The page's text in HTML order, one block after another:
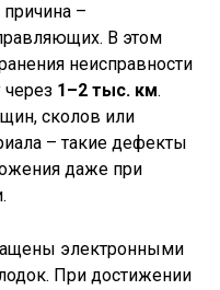
причина –
В этом
неисправности
1–2 тыс. км.
сколов или
– такие дефекты
даже при
электронными
При достижении